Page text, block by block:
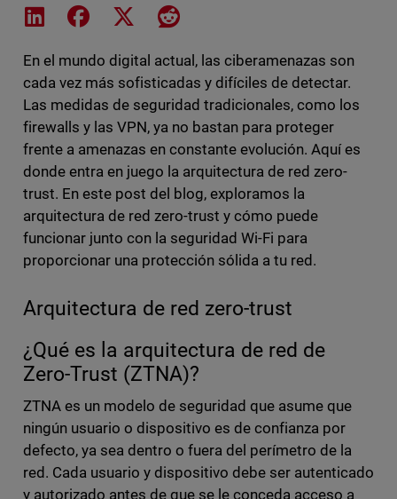
Share on LinkedIn
Share on Facebook
Share on XShare on Reddit
En el mundo digital actual, las ciberamenazas son
cada vez más sofisticadas y difíciles de detectar.
Las medidas de seguridad tradicionales, como los
firewalls y las VPN, ya no bastan para proteger
frente a amenazas en constante evolución. Aquí es
donde entra en juego la arquitectura de red zero-
trust. En este post del blog, exploramos la
arquitectura de red zero-trust y cómo puede
funcionar junto con la seguridad Wi-Fi para
proporcionar una protección sólida a tu red.
Arquitectura de red zero-trust
¿Qué es la arquitectura de red de
Zero-Trust (ZTNA)?
ZTNA es un modelo de seguridad que asume que
ningún usuario o dispositivo es de confianza por
defecto, ya sea dentro o fuera del perímetro de la
red. Cada usuario y dispositivo debe ser autenticado
y autorizado antes de que se le conceda acceso a